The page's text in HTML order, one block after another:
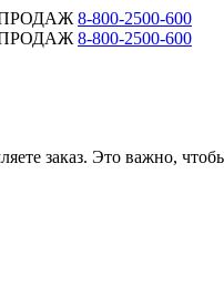
8-800-2500-600
8-800-2500-600
заказ. Это важно,